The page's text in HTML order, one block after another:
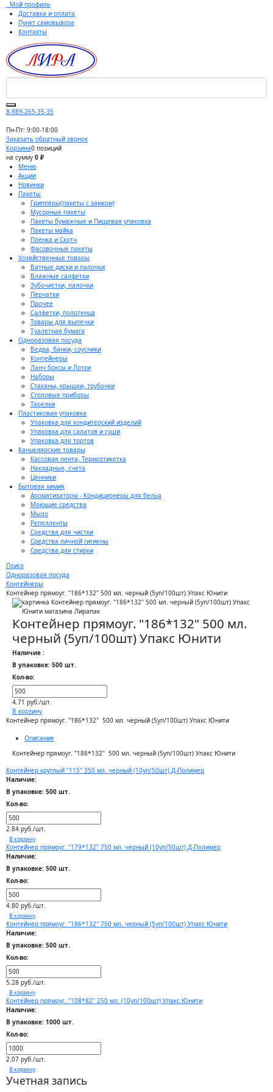
Мой профиль
Доставка и оплата
Пункт самовывоза
Контакты
8-989-265-35-35
Пн-Пт: 9:00-18:00
Заказать обратный звонок
Корзина0 позиций
на сумму 0 ₽
Меню
Акции
Новинки
Пакеты
Грипперы(пакеты с замком)
Мусорные пакеты
Пакеты бумажные и Пищевая упаковка
Пакеты майка
Пленка и Скотч
Фасовочные пакеты
Хозяйственные товары
Ватные диски и палочки
Влажные салфетки
Зубочистки, палочки
Перчатки
Прочее
Салфетки, полотенца
Товары для выпечки
Туалетная бумага
Одноразовая посуда
Ведра, банки, соусники
Контейнеры
Ланч боксы и Лотки
Наборы
Стаканы, крышки, трубочки
Столовые приборы
Тарелки
Пластиковая упаковка
Упаковка для кондитерский изделий
Упаковка для салатов и суши
Упаковка для тортов
Канцелярские товары
Кассовая лента, Термоэтикетка
Накладные, счета
Ценники
Бытовая химия
Ароматизаторы - Кондиционеры для белья
Моющие средства
Мыло
Репелленты
Средства для чистки
Средства личной гигиены
Средства для стирки
Поиск
Одноразовая посуда
Контейнеры
Контейнер прямоуг. "186*132" 500 мл. черный (5уп/100шт) Упакс Юнити
Контейнер прямоуг. "186*132" 500 мл.
черный (5уп/100шт) Упакс Юнити
Наличие :
В упаковке: 500 шт.
Кол-во:
4.71 руб./шт.
В корзину
Контейнер прямоуг. "186*132" 500 мл. черный (5уп/100шт) Упакс Юнити
Описание
Контейнер прямоуг. "186*132" 500 мл. черный (5уп/100шт) Упакс Юнити
Контейнер круглый "115" 350 мл. черный (10уп/50шт) Д-Полимер
Наличие:
В упаковке: 500 шт.
Кол-во:
2.84 руб./шт.
В корзину
Контейнер прямоуг. "179*132" 750 мл. черный (10уп/50шт) Д-Полимер
Наличие:
В упаковке: 500 шт.
Кол-во:
4.80 руб./шт.
В корзину
Контейнер прямоуг. "186*132" 750 мл. черный (5уп/100шт) Упакс Юнити
Наличие:
В упаковке: 500 шт.
Кол-во:
5.28 руб./шт.
В корзину
Контейнер прямоуг. "108*82" 250 мл. (10уп/100шт) Упакс Юнити
Наличие:
В упаковке: 1000 шт.
Кол-во:
2.07 руб./шт.
В корзину
Учетная запись